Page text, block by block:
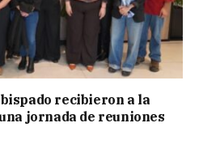
recibieron a la
jornada de reuniones